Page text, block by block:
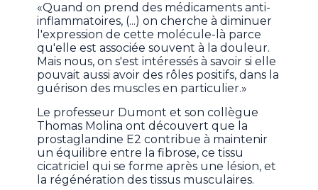
«Quand on prend des médicaments anti-
inflammatoires, (...) on cherche à diminuer
l'expression de cette molécule-là parce
qu'elle est associée souvent à la douleur.
Mais nous, on s'est intéressés à savoir si elle
pouvait aussi avoir des rôles positifs, dans la
guérison des muscles en particulier.»
Le professeur Dumont et son collègue
Thomas Molina ont découvert que la
prostaglandine E2 contribue à maintenir
un équilibre entre la fibrose, ce tissu
cicatriciel qui se forme après une lésion, et
la régénération des tissus musculaires.